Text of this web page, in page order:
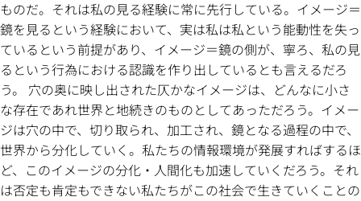
ものだ。それは私の見る経験に常に先行している。イメージ＝
鏡を見るという経験において、実は私は私という能動性を失っ
ているという前提があり、イメージ＝鏡の側が、寧ろ、私の見
るという行為における認識を作り出しているとも言えるだろ
う。 穴の奥に映し出された仄かなイメージは、どんなに小さ
な存在であれ世界と地続きのものとしてあっただろう。イメー
ジは穴の中で、切り取られ、加工され、鏡となる過程の中で、
世界から分化していく。私たちの情報環境が発展すればするほ
ど、このイメージの分化・人間化も加速していくだろう。それ
は否定も肯定もできない私たちがこの社会で生きていくことの